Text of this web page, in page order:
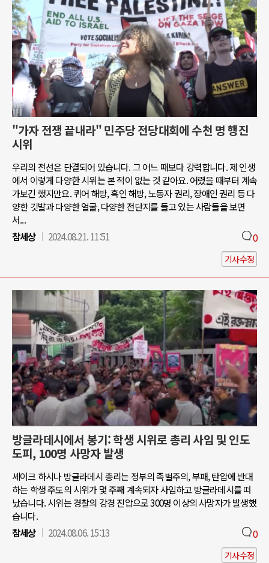
"가자 전쟁 끝내라" 민주당 전당대회에 수천 명 행진
시위
우리의 전선은 단결되어 있습니다. 그 어느 때보다 강력합니다. 제 인생
에서 이렇게 다양한 시위는 본 적이 없는 것 같아요. 어렸을 때부터 계속
가보긴 했지만요. 퀴어 해방, 흑인 해방, 노동자 권리, 장애인 권리 등 다
양한 깃발과 다양한 얼굴, 다양한 전단지를 들고 있는 사람들을 보면
서...
참세상
2024.08.21. 11:51 0
기사수정
방글라데시에서 봉기: 학생 시위로 총리 사임 및 인도
도피, 100명 사망자 발생
셰이크 하시나 방글라데시 총리는 정부의 족벌주의, 부패, 탄압에 반대
하는 학생 주도의 시위가 몇 주째 계속되자 사임하고 방글라데시를 떠
났습니다. 시위는 경찰의 강경 진압으로 300명 이상의 사망자가 발생했
습니다.
참세상
2024.08.06. 15:13 0
기사수정